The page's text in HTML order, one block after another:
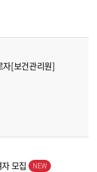
자[보건관리원]
모집